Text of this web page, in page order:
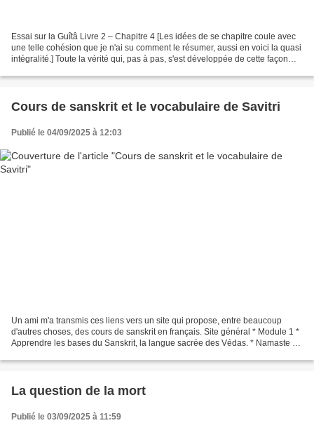
Essai sur la Guîtâ Livre 2 – Chapitre 4 [Les idées de se chapitre coule avec
une telle cohésion que je n'ai su comment le résumer, aussi en voici la quasi
intégralité.] Toute la vérité qui, pas à pas, s'est développée de cette façon
Cours de sanskrit et le vocabulaire de Savitri
Publié le 04/09/2025 à 12:03
Un ami m'a transmis ces liens vers un site qui propose, entre beaucoup
d'autres choses, des cours de sanskrit en français. Site général * Module 1 *
Apprendre les bases du Sanskrit, la langue sacrée des Védas. * Namaste et
La question de la mort
Publié le 03/09/2025 à 11:59